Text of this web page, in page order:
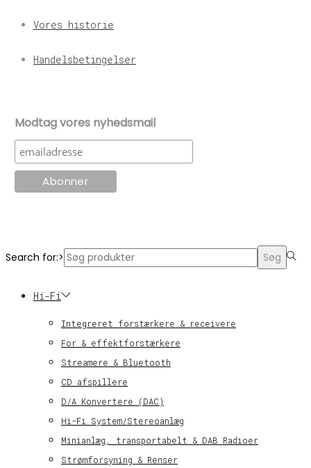
Vores historie
Handelsbetingelser
Modtag vores nyhedsmail
Search for:> Søg
Hi-Fi
Integreret forstærkere & receivere
For & effektforstærkere
Streamere & Bluetooth
CD afspillere
D/A Konvertere (DAC)
Hi-Fi System/Stereoanlæg
Minianlæg, transportabelt & DAB Radioer
Strømforsyning & Renser